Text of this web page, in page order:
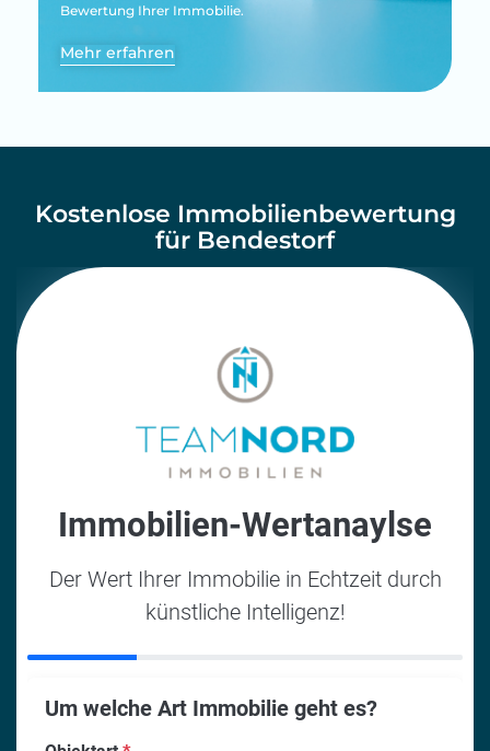
Bewertung Ihrer Immobilie.
Mehr erfahren
Kostenlose Immobilienbewertung
für Bendestorf